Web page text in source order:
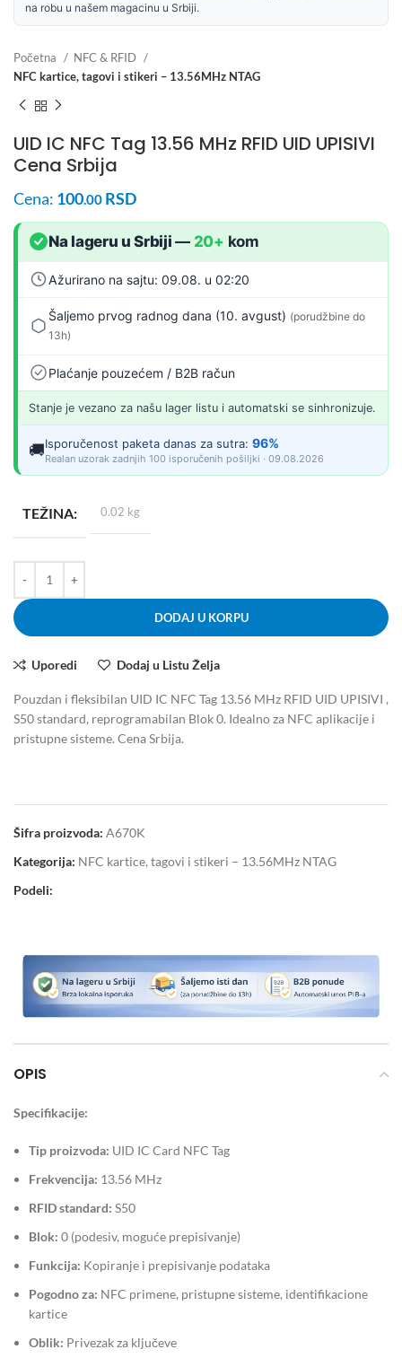
na robu u našem magacinu u Srbiji.
Početna
NFC & RFID
NFC kartice, tagovi i stikeri – 13.56MHz NTAG
UID IC NFC Tag 13.56 MHz RFID UID UPISIVI
Cena Srbija
Cena: 100.00 RSD
Na lageru u Srbiji — 20+ kom
Ažurirano na sajtu: 09.08. u 02:20
Šaljemo prvog radnog dana (10. avgust) (porudžbine do
13h)
Plaćanje pouzećem / B2B račun
Stanje je vezano za našu lager listu i automatski se sinhronizuje.
🚚Isporučenost paketa danas za sutra: 96%
Realan uzorak zadnjih 100 isporučenih pošiljki · 09.08.2026
TEŽINA 0.02 kg
DODAJ U KORPU
Uporedi Dodaj u Listu Želja
Pouzdan i fleksibilan UID IC NFC Tag 13.56 MHz RFID UID UPISIVI ,
S50 standard, reprogramabilan Blok 0. Idealno za NFC aplikacije i
pristupne sisteme. Cena Srbija.
Šifra proizvoda: A670K
Kategorija: NFC kartice, tagovi i stikeri – 13.56MHz NTAG
Podeli:
OPIS
Specifikacije:
Tip proizvoda: UID IC Card NFC Tag
Frekvencija: 13.56 MHz
RFID standard: S50
Blok: 0 (podesiv, moguće prepisivanje)
Funkcija: Kopiranje i prepisivanje podataka
Pogodno za: NFC primene, pristupne sisteme, identifikacione
kartice
Oblik: Privezak za ključeve